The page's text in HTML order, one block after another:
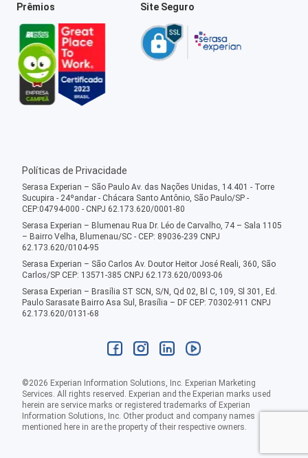
Prêmios Site Seguro
Políticas de Privacidade
Serasa Experian – São Paulo Av. das Nações Unidas, 14.401 - Torre
Sucupira - 24ºandar - Chácara Santo Antônio, São Paulo/SP -
CEP:04794-000 - CNPJ 62.173.620/0001-80
Serasa Experian – Blumenau Rua Dr. Léo de Carvalho, 74 – Sala 1105
– Bairro Velha, Blumenau/SC - CEP: 89036-239 CNPJ
62.173.620/0104-95
Serasa Experian – São Carlos Av. Doutor Heitor José Reali, 360, São
Carlos/SP CEP: 13571-385 CNPJ 62.173.620/0093-06
Serasa Experian – Brasília ST SCN, S/N, Qd 02, Bl C, 109, Sl 301, Ed.
Paulo Sarasate Bairro Asa Sul, Brasília – DF CEP: 70302-911 CNPJ
62.173.620/0131-68
©2026 Experian Information Solutions, Inc. Experian Marketing
Services. All rights reserved. Experian and the Experian marks used
herein are service marks or registered trademarks of Experian
Information Solutions, Inc. Other product and company names
mentioned here in are the property of their respective owners.